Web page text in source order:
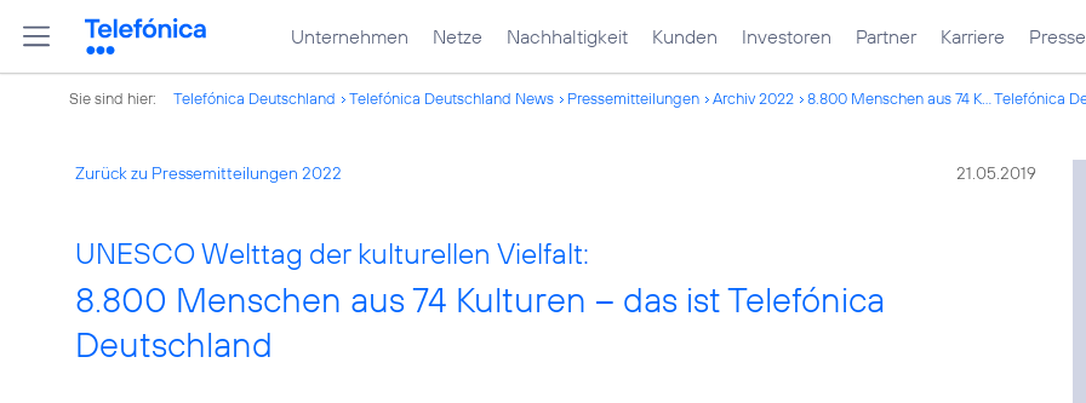
Unternehmen Netze Nachhaltigkeit Kunden Investoren Partner Karriere Presse
Sie sind hier: Telefónica Deutschland Telefónica Deutschland News Pressemitteilungen Archiv 2022 8.800 Menschen aus 74 K... Telefónica
Zurück zu Pressemitteilungen 2022 21.05.2019
UNESCO Welttag der kulturellen Vielfalt:
8.800 Menschen aus 74 Kulturen – das ist Telefónica
Deutschland